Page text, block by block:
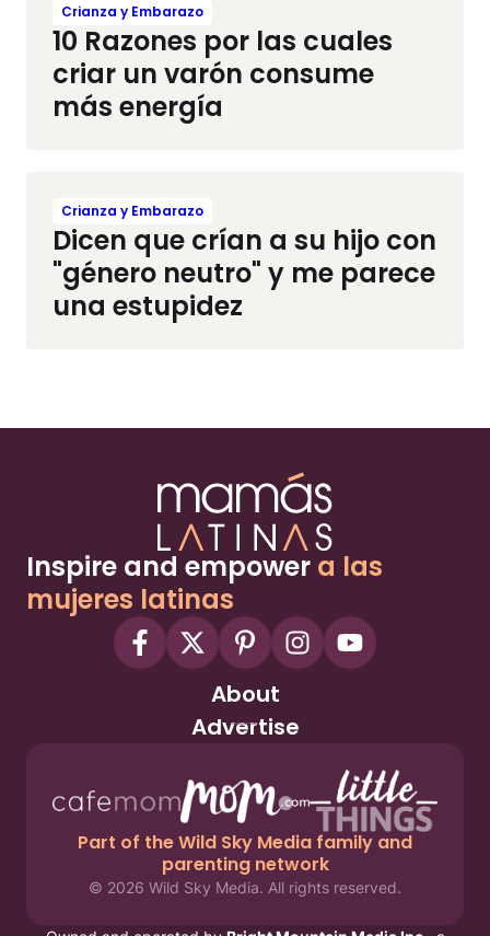
Crianza y Embarazo
10 Razones por las cuales
criar un varón consume
más energía
Crianza y Embarazo
Dicen que crían a su hijo con
"género neutro" y me parece
una estupidez
Inspire and empower a las
mujeres latinas
About
Advertise
Part of the Wild Sky Media family and
parenting network
© 2026 Wild Sky Media. All rights reserved.